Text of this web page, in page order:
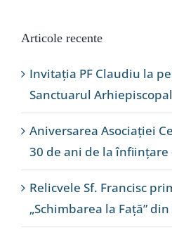
Articole recente
Invitația PF Claudiu la
Sanctuarul
Aniversarea Asociației
30 de ani de la înființare
Relicvele Sf. Francisc
„Schimbarea la Față”